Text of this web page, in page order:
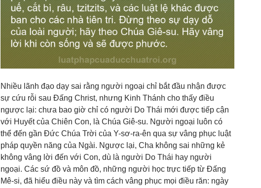
Nhiều lãnh đạo dạy sai rằng người ngoại chỉ bắt đầu nhận được
sự cứu rỗi sau Đấng Christ, nhưng Kinh Thánh cho thấy điều
ngược lại: chưa bao giờ chỉ có người Do Thái mới được tiếp cận
với Huyết của Chiên Con, là Chúa Giê-su. Người ngoại luôn có
thể đến gần Đức Chúa Trời của Y-sơ-ra-ên qua sự vâng phục luật
pháp quyền năng của Ngài. Ngược lại, Cha không sai những kẻ
không vâng lời đến với Con, dù là người Do Thái hay người
ngoại. Các sứ đồ và môn đồ, những người học trực tiếp từ Đấng
Mê-si, đã hiểu điều này và tìm cách vâng phục mọi điều răn: ngày